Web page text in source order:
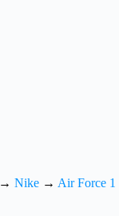
→ Nike → Air Force 1